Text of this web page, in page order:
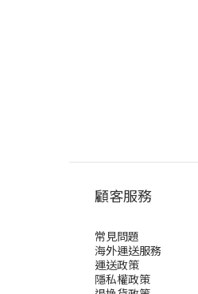
顧客服務
常見問題
海外運送服務
運送政策
隱私權政策